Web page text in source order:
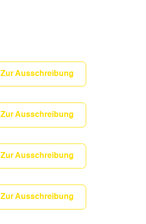
Zur Ausschreibung
Zur Ausschreibung
Zur Ausschreibung
Zur Ausschreibung